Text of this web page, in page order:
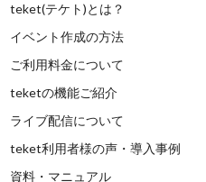
teket(テケト)とは？
イベント作成の方法
ご利用料金について
teketの機能ご紹介
ライブ配信について
teket利用者様の声・導入事例
資料・マニュアル